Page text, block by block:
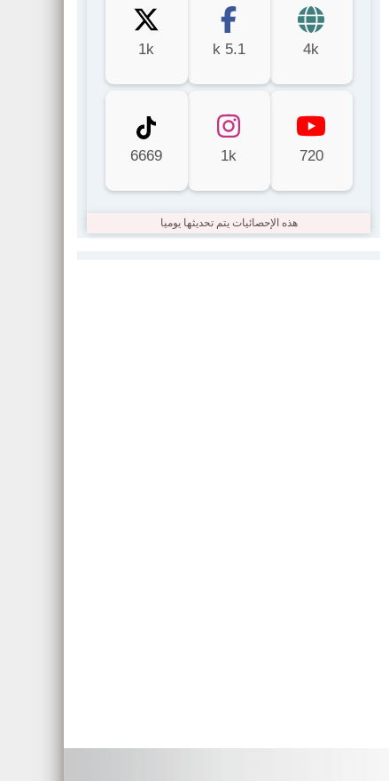
4k
5.1 k
1k
720
1k
6669
هذه الإحصائيات يتم تحديثها يوميا